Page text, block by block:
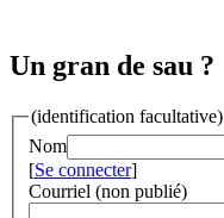
Un gran de sau ?
(identification facultative)
Nom
[Se connecter]
Courriel (non publié)